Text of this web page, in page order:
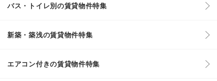
バス・トイレ別の賃貸物件特集
新築・築浅の賃貸物件特集
エアコン付きの賃貸物件特集